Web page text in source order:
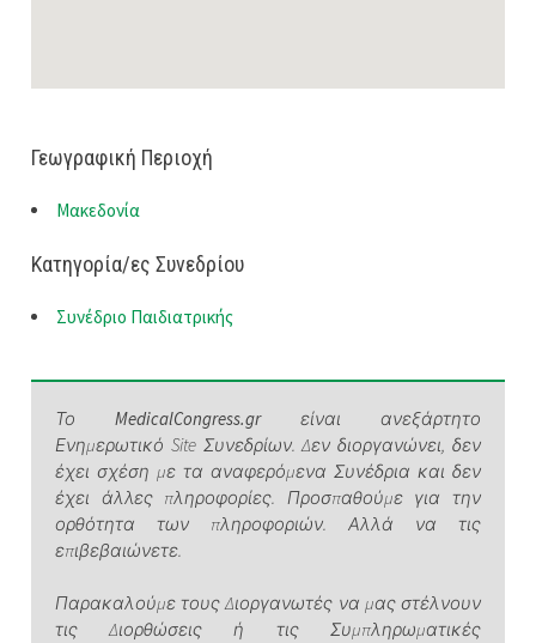
Γεωγραφική Περιοχή
Μακεδονία
Κατηγορία/ες Συνεδρίου
Συνέδριο Παιδιατρικής
ΤοMedicalCongress.grείναι ανεξάρτητο
Ενημερωτικό Site Συνεδρίων. Δεν διοργανώνει, δεν
έχει σχέση με τα αναφερόμενα Συνέδρια και δεν
έχει άλλες πληροφορίες. Προσπαθούμε για την
ορθότητα των πληροφοριών. Αλλά να τις
επιβεβαιώνετε.
Παρακαλούμε τους Διοργανωτές να μας στέλνουν
τις Διορθώσεις ή τις Συμπληρωματικές